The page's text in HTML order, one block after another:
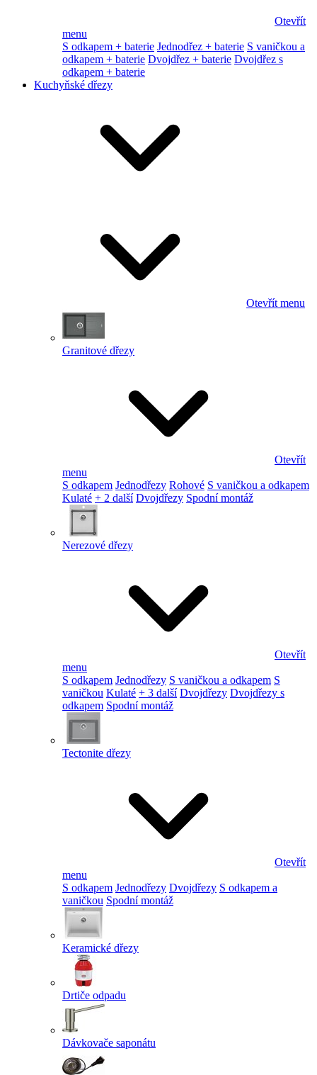
Otevřít
menu
S odkapem + baterie Jednodřez + baterie S vaničkou a
odkapem + baterie Dvojdřez + baterie Dvojdřez s
odkapem + baterie
Kuchyňské dřezy
Otevřít menu
Granitové dřezy
Otevřít
menu
S odkapem Jednodřezy Rohové S vaničkou a odkapem
Kulaté + 2 další Dvojdřezy Spodní montáž
Nerezové dřezy
Otevřít
menu
S odkapem Jednodřezy S vaničkou a odkapem S
vaničkou Kulaté + 3 další Dvojdřezy Dvojdřezy s
odkapem Spodní montáž
Tectonite dřezy
Otevřít
menu
S odkapem Jednodřezy Dvojdřezy S odkapem a
vaničkou Spodní montáž
Keramické dřezy
Drtiče odpadu
Dávkovače saponátu